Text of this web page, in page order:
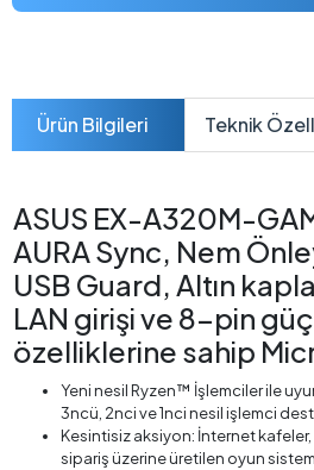
Ürün Bilgileri Teknik
ASUS EX-A320M-
AURA Sync, Nem
USB Guard, Altın
LAN girişi ve 8-pin güç
özelliklerine sahip
Yeni nesil Ryzen™ İşlemciler ile
3ncü, 2nci ve 1nci nesil işlemci
Kesintisiz aksiyon: İnternet
sipariş üzerine üretilen oyun